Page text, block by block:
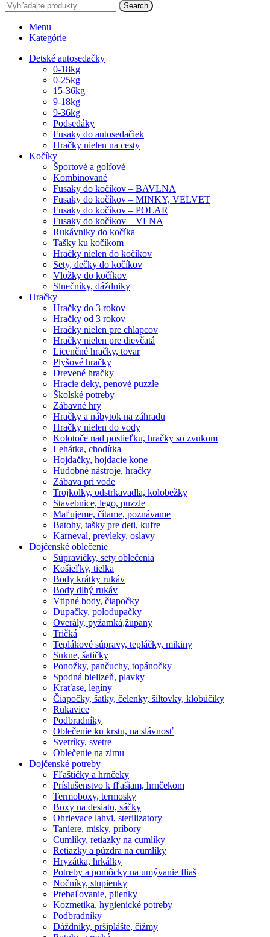
Search
Menu
Kategórie
Detské autosedačky
0-18kg
0-25kg
15-36kg
9-18kg
9-36kg
Podsedáky
Fusaky do autosedačiek
Hračky nielen na cesty
Kočíky
Športové a golfové
Kombinované
Fusaky do kočíkov – BAVLNA
Fusaky do kočíkov – MINKY, VELVET
Fusaky do kočíkov – POLAR
Fusaky do kočíkov – VLNA
Rukávniky do kočíka
Tašky ku kočíkom
Hračky nielen do kočíkov
Sety, dečky do kočíkov
Vložky do kočíkov
Slnečníky, dáždniky
Hračky
Hračky do 3 rokov
Hračky od 3 rokov
Hračky nielen pre chlapcov
Hračky nielen pre dievčatá
Licenčné hračky, tovar
Plyšové hračky
Drevené hračky
Hracie deky, penové puzzle
Školské potreby
Zábavné hry
Hračky a nábytok na záhradu
Hračky nielen do vody
Kolotoče nad postieľku, hračky so zvukom
Lehátka, chodítka
Hojdačky, hojdacie kone
Hudobné nástroje, hračky
Zábava pri vode
Trojkolky, odstrkavadla, kolobežky
Stavebnice, lego, puzzle
Maľujeme, čítame, poznávame
Batohy, tašky pre deti, kufre
Karneval, prevleky, oslavy
Dojčenské oblečenie
Súpravičky, sety oblečenia
Košieľky, tielka
Body krátky rukáv
Body dlhý rukáv
Vtipné body, čiapočky
Dupačky, polodupačky
Overály, pyžamká,župany
Tričká
Teplákové súpravy, tepláčky, mikiny
Sukne, šatičky
Ponožky, pančuchy, topánočky
Spodná bielizeň, plavky
Kraťase, legíny
Čiapočky, šatky, čelenky, šiltovky, klobúčiky
Rukavice
Podbradníky
Oblečenie ku krstu, na slávnosť
Svetríky, svetre
Oblečenie na zimu
Dojčenské potreby
Fľaštičky a hrnčeky
Príslušenstvo k fľašiam, hrnčekom
Termoboxy, termosky
Boxy na desiatu, sáčky
Ohrievace lahvi, sterilizatory
Taniere, misky, príbory
Cumlíky, retiazky na cumlíky
Retiazky a púzdra na cumlíky
Hryzátka, hrkálky
Potreby a pomôcky na umývanie fliaš
Nočníky, stupienky
Prebaľovanie, plienky
Kozmetika, hygienické potreby
Podbradníky
Dáždniky, pršiplášte, čižmy